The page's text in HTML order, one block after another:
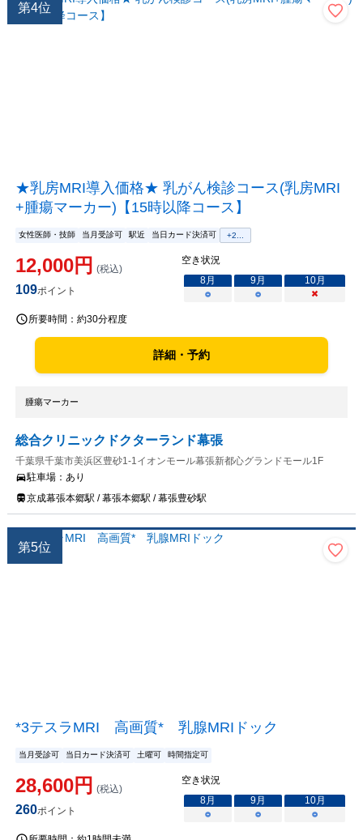
第4位
★乳房MRI導入価格★ 乳がん検診コース(乳房MRI
+腫瘍マーカー)【15時以降コース】
女性医師・技師 当月受診可 駅近 当日カード決済可 +2...
12,000円 (税込)
109ポイント
空き状況
8月 9月 10月
○
○ ×
所要時間： 約30分程度
詳細・予約
腫瘍マーカー
総合クリニックドクターランド幕張
千葉県千葉市美浜区豊砂1-1イオンモール幕張新都心グランドモール1F
駐車場： あり
京成幕張本郷駅 / 幕張本郷駅 / 幕張豊砂駅
第5位
*3テスラMRI 高画質* 乳腺MRIドック
当月受診可 当日カード決済可 土曜可 時間指定可
28,600円 (税込)
260ポイント
空き状況
8月 9月 10月
○
○ ○